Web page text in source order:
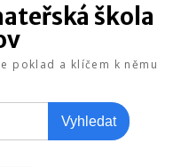
škola
poklad a klíčem k němu